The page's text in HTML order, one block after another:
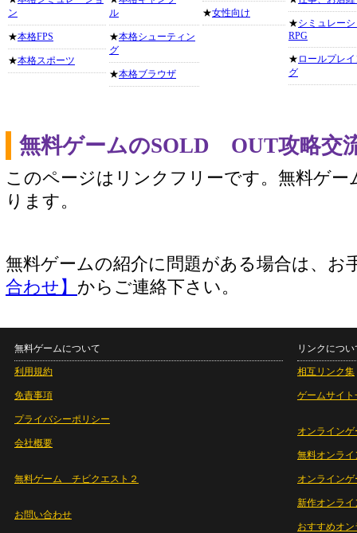
ン
★本格FPS
★本格スポーツ
ル
★本格シューティン
グ
★本格ブラウザ
★女性向け
★シミュレー
RPG
★ ロールプレ
グ
無料ゲームのSOLD OUT攻略交
このページはリンクフリーです。無料ゲー
ります。
無料ゲームの紹介に問題がある場合は、お
合わせ】 からご連絡下さい。
無料ゲームについて
利用規約
免責事項
プライバシーポリシー
会社概要
無料ゲーム チビクエスト２
お問い合わせ
リンクについ
相互リンク集
ゲームサイト
オンラインゲ
無料オンライ
オンライン
新作オンライ
おすすめオ